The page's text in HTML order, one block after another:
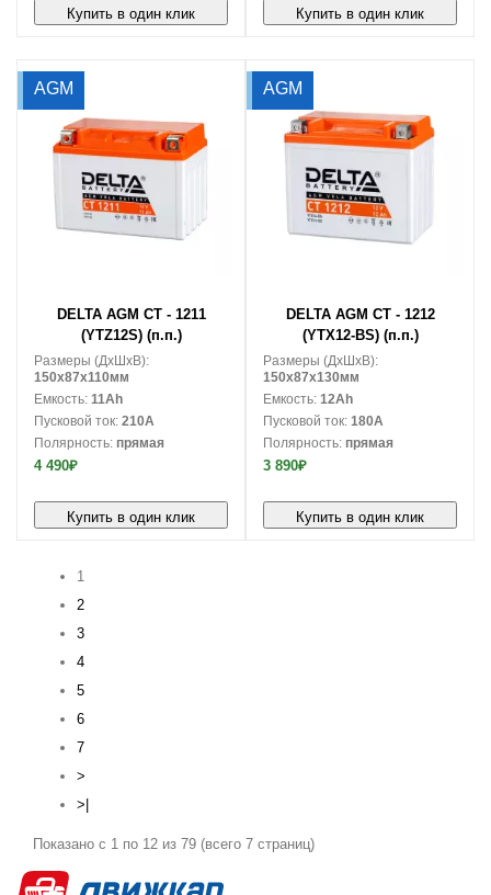
Купить в один клик Купить в один клик
AGM
DELTA AGM CT - 1211
(YTZ12S) (п.п.)
Размеры (ДxШxВ):
150x87x110мм
Емкость: 11Ah
Пусковой ток: 210A
Полярность: прямая
4 490₽
Купить в один клик
AGM
DELTA AGM CT - 1212
(YTX12-BS) (п.п.)
Размеры (ДxШxВ):
150x87x130мм
Емкость: 12Ah
Пусковой ток: 180A
Полярность: прямая
3 890₽
Купить в один клик
1
2
3
4
5
6
7
>
>|
Показано с 1 по 12 из 79 (всего 7 страниц)